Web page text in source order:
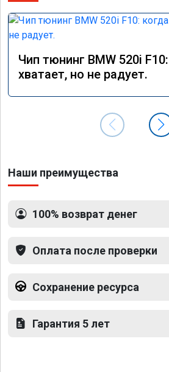
Чип тюнинг BMW 520i
хватает, но не радует.
Наши преимущества
100% возврат денег
Оплата после проверки
Сохранение ресурса
Гарантия 5 лет